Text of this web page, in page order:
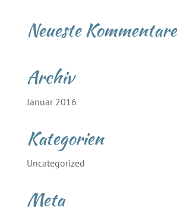
Neueste Kommentare
Archiv
Januar 2016
Kategorien
Uncategorized
Meta